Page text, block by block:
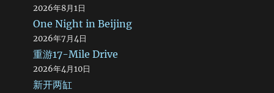
2026年8月1日
One Night in Beijing
2026年7月4日
重游17-Mile Drive
2026年4月10日
新开两缸